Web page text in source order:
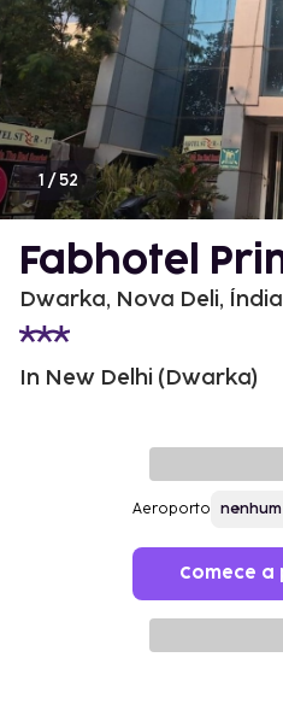
1 /52
Fabhotel
Dwarka, Nova Deli, Índia
In New Delhi (Dwarka)
Aeroporto
Comece a